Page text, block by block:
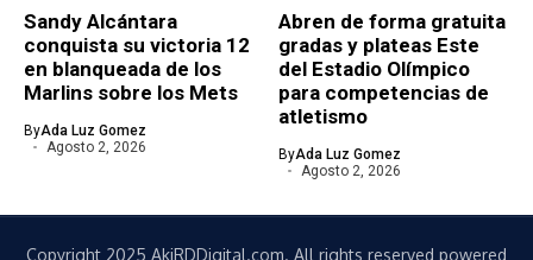
Sandy Alcántara
conquista su victoria 12
en blanqueada de los
Marlins sobre los Mets
ByAda Luz Gomez
Agosto 2, 2026
Abren de forma gratuita
gradas y plateas Este
del Estadio Olímpico
para competencias de
atletismo
ByAda Luz Gomez
Agosto 2, 2026
Copyright 2025 AkiRDDigital.com. All rights reserved powered